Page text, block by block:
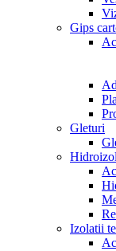
Gips
Gleturi
Izolatii